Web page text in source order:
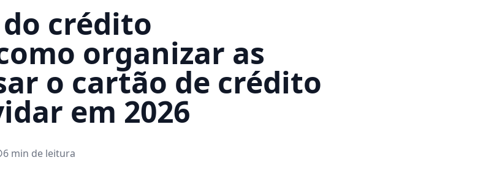
crédito
organizar as
o cartão de crédito
em 2026
6 min de leitura